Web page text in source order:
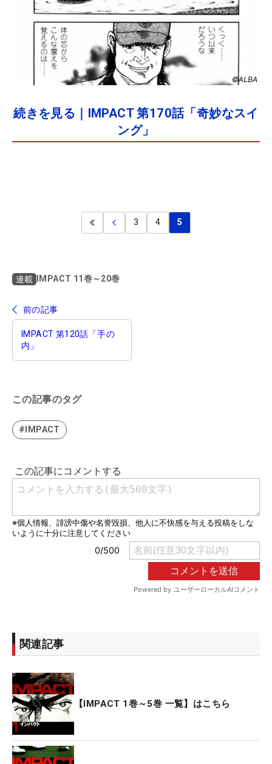
続きを見る｜IMPACT 第170話「奇妙なスイ
ング」
3 4 5
連載 IMPACT 11巻～20巻
前の記事
IMPACT 第120話「手の
内」
この記事のタグ
#IMPACT
関連記事
【IMPACT 1巻～5巻 一覧】はこちら